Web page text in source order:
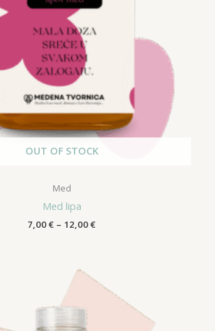
OUT OF STOCK
Med
Med lipa
7,00€ – 12,00€
12,00 €